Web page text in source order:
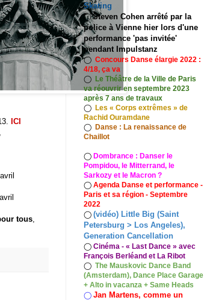
ICI
avril
tous
Skating
◯Steven Cohen arrêté par la
police à Vienne hier lors d'une
performance 'pas invitée'
pendant Impulstanz
◯ Concours Danse élargie 2022 :
4/18, ça va
◯ Le Théâtre de la Ville de Paris
va réouvrir en septembre 2023
après 7 ans de travaux
◯ Les « Corps extrêmes » de
Rachid Ouramdane
◯ Danse : La renaissance de
Chaillot
◯ Dombrance : Danser le
Pompidou, le Mitterrand, le
Sarkozy et le Macron ?
◯ Agenda Danse et performance -
Paris et sa région - Septembre
2022
◯ (vidéo) Little Big (Saint
Petersburg > Los Angeles),
Generation Cancellation
◯ Cinéma - « Last Dance » avec
François Berléand et La Ribot
◯ The Mauskovic Dance Band
(Amsterdam), Dance Place Garage
+ Alto in vacanza + Same Heads
◯ Jan Martens, comme un